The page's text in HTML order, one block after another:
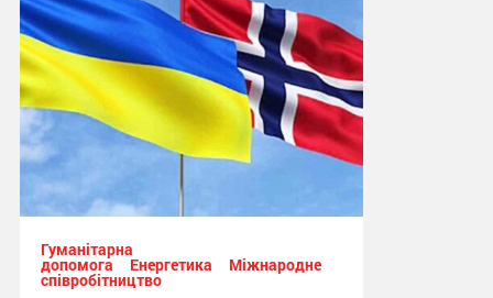
Гуманітарна
допомога Енергетика Міжнародне
співробітництво